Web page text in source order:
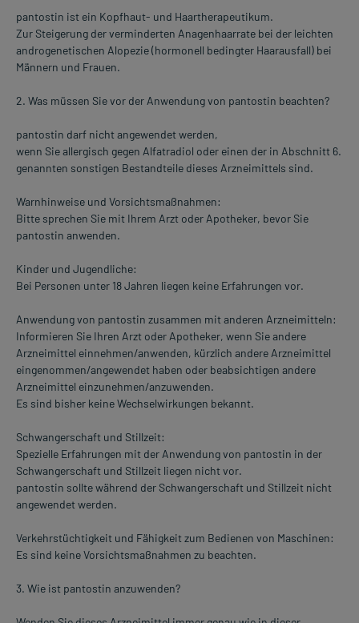
pantostin ist ein Kopfhaut- und Haartherapeutikum.
Zur Steigerung der verminderten Anagenhaarrate bei der leichten
androgenetischen Alopezie (hormonell bedingter Haarausfall) bei
Männern und Frauen.
2. Was müssen Sie vor der Anwendung von pantostin beachten?
pantostin darf nicht angewendet werden,
wenn Sie allergisch gegen Alfatradiol oder einen der in Abschnitt 6.
genannten sonstigen Bestandteile dieses Arzneimittels sind.
Warnhinweise und Vorsichtsmaßnahmen:
Bitte sprechen Sie mit Ihrem Arzt oder Apotheker, bevor Sie
pantostin anwenden.
Kinder und Jugendliche:
Bei Personen unter 18 Jahren liegen keine Erfahrungen vor.
Anwendung von pantostin zusammen mit anderen Arzneimitteln:
Informieren Sie Ihren Arzt oder Apotheker, wenn Sie andere
Arzneimittel einnehmen/anwenden, kürzlich andere Arzneimittel
eingenommen/angewendet haben oder beabsichtigen andere
Arzneimittel einzunehmen/anzuwenden.
Es sind bisher keine Wechselwirkungen bekannt.
Schwangerschaft und Stillzeit:
Spezielle Erfahrungen mit der Anwendung von pantostin in der
Schwangerschaft und Stillzeit liegen nicht vor.
pantostin sollte während der Schwangerschaft und Stillzeit nicht
angewendet werden.
Verkehrstüchtigkeit und Fähigkeit zum Bedienen von Maschinen:
Es sind keine Vorsichtsmaßnahmen zu beachten.
3. Wie ist pantostin anzuwenden?